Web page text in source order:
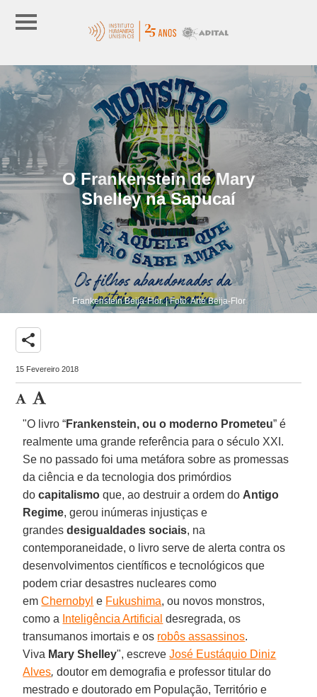
O Frankenstein de Mary
Shelley na Sapucaí
Frankenstein Beija-Flor. | Foto: Arte Beija-Flor
share
15 Fevereiro 2018
"O livro “Frankenstein, ou o moderno Prometeu” é
realmente uma grande referência para o século XXI.
Se no passado foi uma metáfora sobre as promessas
da ciência e da tecnologia dos primórdios
docapitalismo que, ao destruir a ordem do Antigo
Regime, gerou inúmeras injustiças e
grandesdesigualdades sociais, na
contemporaneidade, o livro serve de alerta contra os
desenvolvimentos científicos e tecnológicos que
podem criar desastres nucleares como
emChernobyl e Fukushima, ou novos monstros,
como a Inteligência Artificial desregrada, os
transumanos imortais e os robôs assassinos.
Viva Mary Shelley", escreveJosé Eustáquio Diniz
Alves,doutor em demografia e professor titular do
mestrado e doutorado em População, Território e